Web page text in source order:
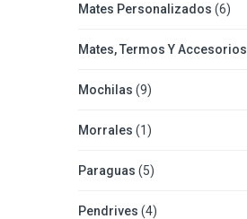
Mates Personalizados (6)
Mates, Termos Y Accesorios
Mochilas (9)
Morrales (1)
Paraguas (5)
Pendrives (4)